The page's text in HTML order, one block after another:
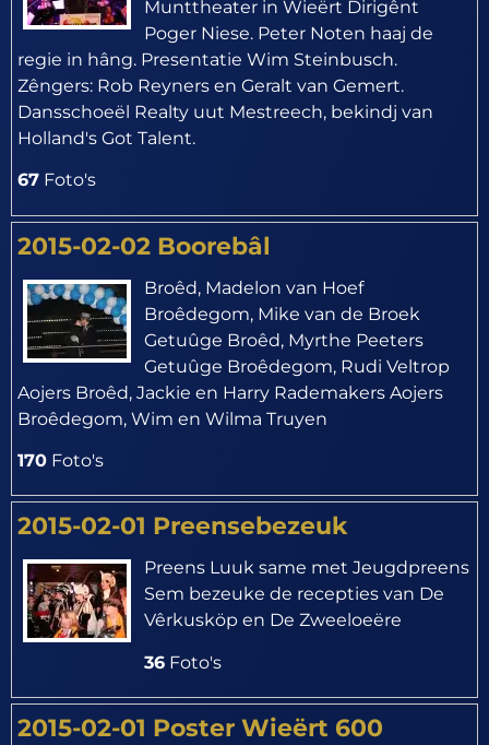
Munttheater in Wieërt Dirigênt
Poger Niese. Peter Noten haaj de
regie in hâng. Presentatie Wim Steinbusch.
Zêngers: Rob Reyners en Geralt van Gemert.
Dansschoeël Realty uut Mestreech, bekindj van
Holland's Got Talent.
67 Foto's
2015-02-02 Boorebâl
Broêd, Madelon van Hoef
Broêdegom, Mike van de Broek
Getuûge Broêd, Myrthe Peeters
Getuûge Broêdegom, Rudi Veltrop
Aojers Broêd, Jackie en Harry Rademakers Aojers
Broêdegom, Wim en Wilma Truyen
170 Foto's
2015-02-01 Preensebezeuk
Preens Luuk same met Jeugdpreens
Sem bezeuke de recepties van De
Vêrkusköp en De Zweeloeëre
36 Foto's
2015-02-01 Poster Wieërt 600